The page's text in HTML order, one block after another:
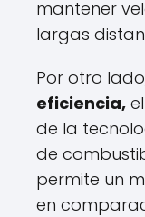
mantener
largas
Por otro
eficiencia,
de la
de
permite un
en